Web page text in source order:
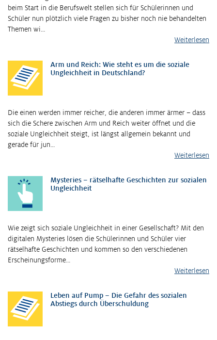
beim Start in die Berufswelt stellen sich für Schülerinnen und
Schüler nun plötzlich viele Fragen zu bisher noch nie behandelten
Themen wi…
Weiterlesen
Arm und Reich: Wie steht es um die soziale
Ungleichheit in Deutschland?
Die einen werden immer reicher, die anderen immer ärmer – dass
sich die Schere zwischen Arm und Reich weiter öffnet und die
soziale Ungleichheit steigt, ist längst allgemein bekannt und
gerade für jun…
Weiterlesen
Mysteries – rätselhafte Geschichten zur sozialen
Ungleichheit
Wie zeigt sich soziale Ungleichheit in einer Gesellschaft? Mit den
digitalen Mysteries lösen die Schülerinnen und Schüler vier
rätselhafte Geschichten und kommen so den verschiedenen
Erscheinungsforme…
Weiterlesen
Leben auf Pump – Die Gefahr des sozialen
Abstiegs durch Überschuldung